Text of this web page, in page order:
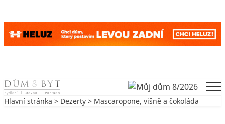
Skip to content
Hlavní stránka > Dezerty > Mascaropone, višně a čokoláda